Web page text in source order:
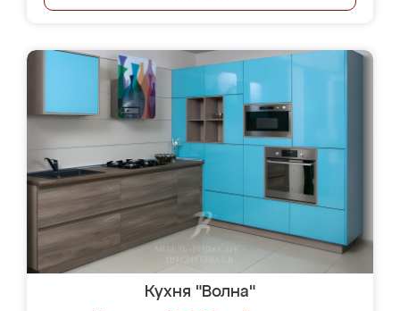
Кухня "Волна"